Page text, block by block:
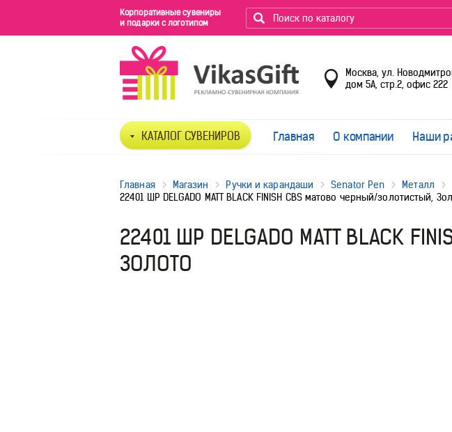
Корпоративные сувениры
и подарки с логотипом
Москва, ул.
дом 5А, стр.2, офис 222
КАТАЛОГ СУВЕНИРОВ Главная О компании Наши
Главная Магазин Ручки и карандаши Senator Pen
Металл
22401 ШР DELGADO MATT BLACK FINISH CBS матово черный/золотистый,
22401 ШР DELGADO MATT BLACK
ЗОЛОТО